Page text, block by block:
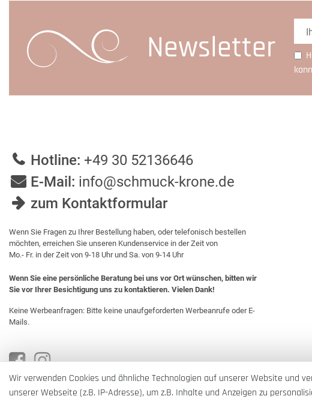
Newsletter
Hotline: +49 30 52136646
E-Mail: info@schmuck-krone.de
zum Kontaktformular
Wenn Sie Fragen zu Ihrer Bestellung haben, oder telefonisch bestellen
möchten, erreichen Sie unseren Kundenservice in der Zeit von
Mo.- Fr. in der Zeit von 9-18 Uhr und Sa. von 9-14 Uhr
Wenn Sie eine persönliche Beratung bei uns vor Ort wünschen, bitten wir
Sie vor Ihrer Besichtigung uns zu kontaktieren. Vielen Dank!
Keine Werbeanfragen: Bitte keine unaufgeforderten Werbeanrufe oder E-
Mails.
Wir verwenden Cookies und ähnliche Technologien auf unserer Website und
unserer Webseite (z.B. IP-Adresse), um z.B. Inhalte und Anzeigen zu